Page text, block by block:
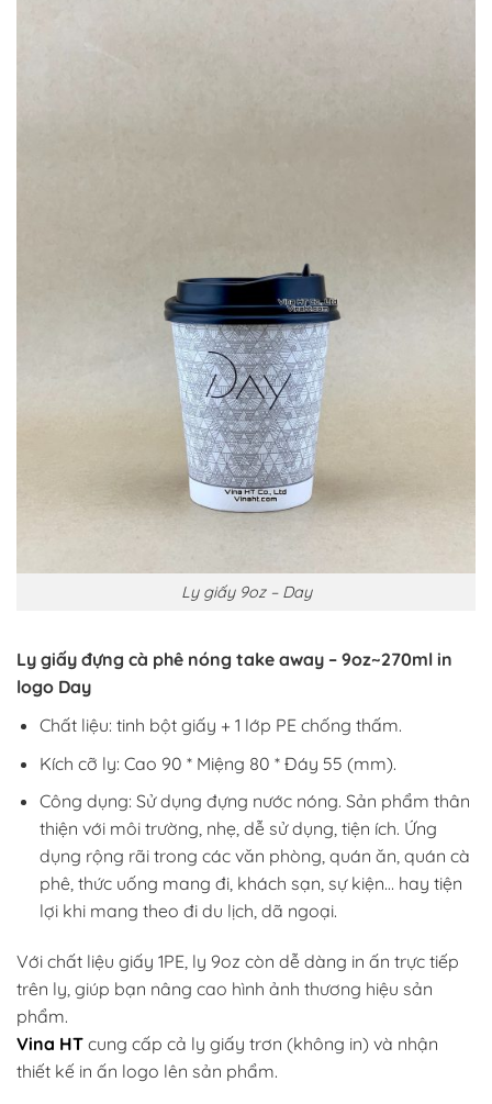
Ly giấy 9oz – Day
Ly giấy đựng cà phê nóng take away – 9oz~270ml in
logo Day
Chất liệu: tinh bột giấy + 1 lớp PE chống thấm.
Kích cỡ ly: Cao 90 * Miệng 80 * Đáy 55 (mm).
Công dụng: Sử dụng đựng nước nóng. Sản phẩm thân
thiện với môi trường, nhẹ, dễ sử dụng, tiện ích. Ứng
dụng rộng rãi trong các văn phòng, quán ăn, quán cà
phê, thức uống mang đi, khách sạn, sự kiện… hay tiện
lợi khi mang theo đi du lịch, dã ngoại.
Với chất liệu giấy 1PE, ly 9oz còn dễ dàng in ấn trực tiếp
trên ly, giúp bạn nâng cao hình ảnh thương hiệu sản
phẩm.
Vina HT cung cấp cả ly giấy trơn (không in) và nhận
thiết kế in ấn logo lên sản phẩm.